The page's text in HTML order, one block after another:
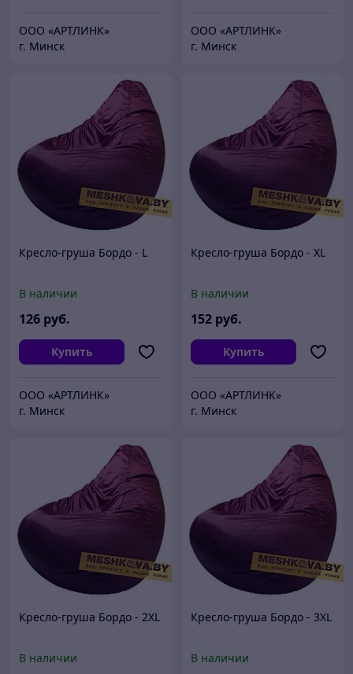
ООО «АРТЛИНК»
г. Минск
ООО «АРТЛИНК»
г. Минск
Кресло-груша Бордо - L
В наличии
126 руб.
Купить
ООО «АРТЛИНК»
г. Минск
Кресло-груша Бордо - XL
В наличии
152 руб.
Купить
ООО «АРТЛИНК»
г. Минск
Кресло-груша Бордо - 2XL
В наличии
Кресло-груша Бордо - 3XL
В наличии